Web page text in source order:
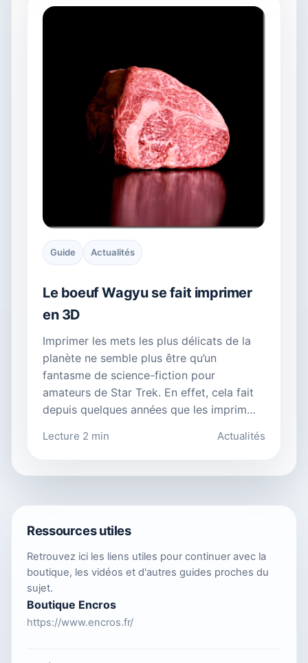
Guide Actualités
Le boeuf Wagyu se fait imprimer
en 3D
Imprimer les mets les plus délicats de la
planète ne semble plus être qu’un
fantasme de science-fiction pour
amateurs de Star Trek. En effet, cela fait
depuis quelques années que les imprim…
Lecture 2 min Actualités
Ressources utiles
Retrouvez ici les liens utiles pour continuer avec la
boutique, les vidéos et d'autres guides proches du
sujet.
Boutique Encros
https://www.encros.fr/